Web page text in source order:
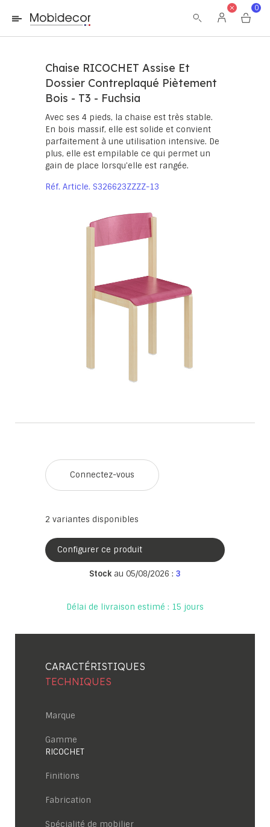
La boutique ne fonctionnera pas correctement dans le cas où
les cookies sont désactivés.
0
Chaise RICOCHET Assise Et
Dossier Contreplaqué Piètement
Bois - T3 - Fuchsia
Avec ses 4 pieds, la chaise est très stable.
En bois massif, elle est solide et convient
parfaitement à une utilisation intensive. De
plus, elle est empilable ce qui permet un
gain de place lorsqu'elle est rangée.
Réf. Article S326623ZZZZ-13
Connectez-vous
2 variantes disponibles
Configurer ce produit
Stock au 05/08/2026 : 3
Délai de livraison estimé : 15 jours
CARACTÉRISTIQUES
TECHNIQUES
Marque
Gamme
RICOCHET
Finitions
Fabrication
Spécialité de mobilier